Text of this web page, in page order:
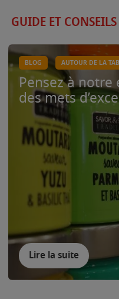
GUIDE ET
BLOG AUTOUR DE LA
Pensez à
des mets
Lire la suite